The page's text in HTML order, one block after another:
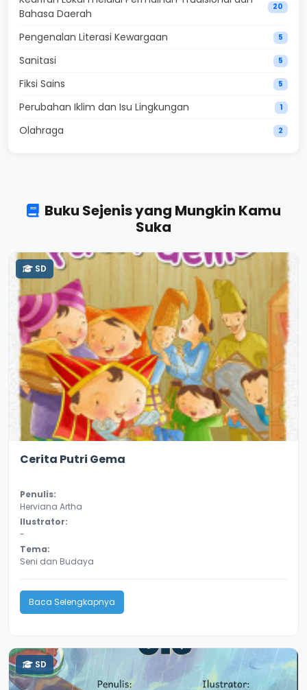
Bahasa Daerah
20
Pengenalan Literasi Kewargaan 5
Sanitasi 5
Fiksi Sains 5
Perubahan Iklim dan Isu Lingkungan 1
Olahraga 2
Buku Sejenis yang Mungkin Kamu
Suka
SD
Cerita Putri Gema
Penulis:
Herviana Artha
Ilustrator:
-
Tema:
Seni dan Budaya
Baca Selengkapnya
SD